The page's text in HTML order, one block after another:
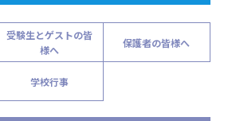
受験生とゲストの皆
様へ
保護者の皆様へ
学校行事